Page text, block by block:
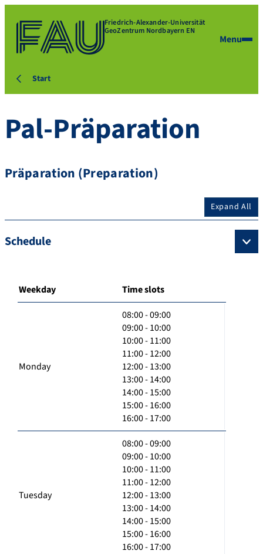
Friedrich-Alexander-Universität
GeoZentrum Nordbayern EN
Menu
Start
Pal-Präparation
Präparation (Preparation)
Expand All
Schedule
Weekday Time slots
Monday
08:00 - 09:00
09:00 - 10:00
10:00 - 11:00
11:00 - 12:00
12:00 - 13:00
13:00 - 14:00
14:00 - 15:00
15:00 - 16:00
16:00 - 17:00
Tuesday
08:00 - 09:00
09:00 - 10:00
10:00 - 11:00
11:00 - 12:00
12:00 - 13:00
13:00 - 14:00
14:00 - 15:00
15:00 - 16:00
16:00 - 17:00